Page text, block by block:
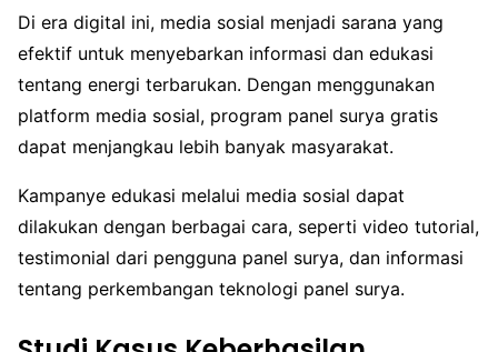
Di era digital ini, media sosial menjadi sarana yang
efektif untuk menyebarkan informasi dan edukasi
tentang energi terbarukan. Dengan menggunakan
platform media sosial, program panel surya gratis
dapat menjangkau lebih banyak masyarakat.
Kampanye edukasi melalui media sosial dapat
dilakukan dengan berbagai cara, seperti video tutorial,
testimonial dari pengguna panel surya, dan informasi
tentang perkembangan teknologi panel surya.